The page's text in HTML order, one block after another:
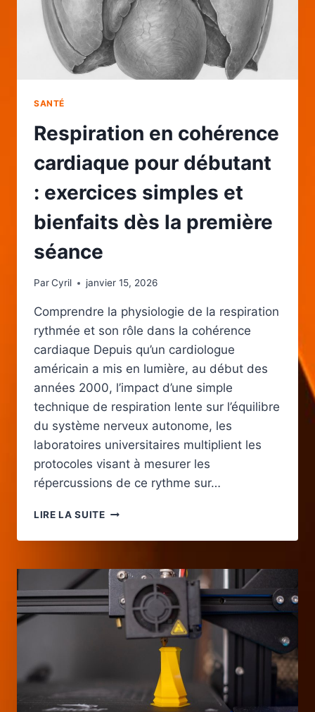
SANTÉ
Respiration en cohérence
cardiaque pour débutant
: exercices simples et
bienfaits dès la première
séance
ParCyril janvier 15, 2026
Comprendre la physiologie de la respiration
rythmée et son rôle dans la cohérence
cardiaque Depuis qu’un cardiologue
américain a mis en lumière, au début des
années 2000, l’impact d’une simple
technique de respiration lente sur l’équilibre
du système nerveux autonome, les
laboratoires universitaires multiplient les
protocoles visant à mesurer les
répercussions de ce rythme sur…
LIRE LA SUITERESPIRATION
COHÉRENCE
POUR
DÉBUTANT
:
EXERCICES
SIMPLES
PREMIÈRE